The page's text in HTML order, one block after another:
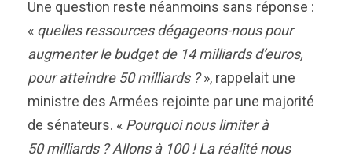
Une question reste néanmoins sans réponse :
« quelles ressources dégageons-nous pour
augmenter le budget de 14 milliards d’euros,
pour atteindre 50 milliards ?», rappelait une
ministre des Armées rejointe par une majorité
de sénateurs. « Pourquoi nous limiter à
50 milliards ? Allons à 100 ! La réalité nous